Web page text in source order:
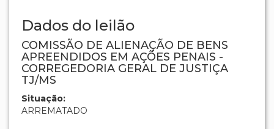
Dados do leilão
COMISSÃO DE ALIENAÇÃO DE BENS
APREENDIDOS EM AÇÕES PENAIS -
CORREGEDORIA GERAL DE JUSTIÇA
TJ/MS
Situação:
ARREMATADO